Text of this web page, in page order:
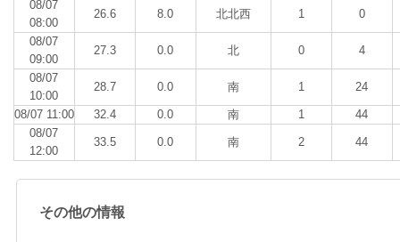
08/07
08:00
26.6 8.0 北北西 1 0
08/07
09:00
27.3 0.0 北 0 4
08/07
10:00
28.7 0.0 南 1 24
08/07 11:00 32.4 0.0 南 1
44
08/07
12:00
33.5 0.0 南 2 44
その他の情報